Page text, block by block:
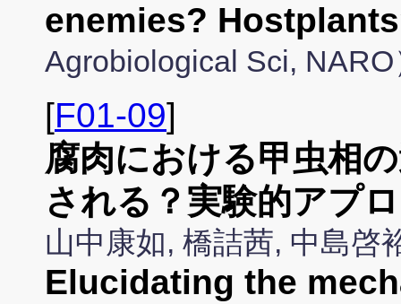
enemies?
Agrobiological Sci, NARO
[F01-09]
腐肉における甲虫相
される？実験的アプ
山中康如, 橋詰茜, 中島啓
Elucidating the